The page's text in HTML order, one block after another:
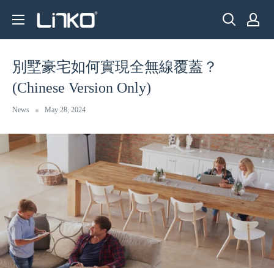
content
LINKO
LIMITED
別墅豪宅如何實現全無線覆蓋？
(Chinese Version Only)
News May 28, 2024